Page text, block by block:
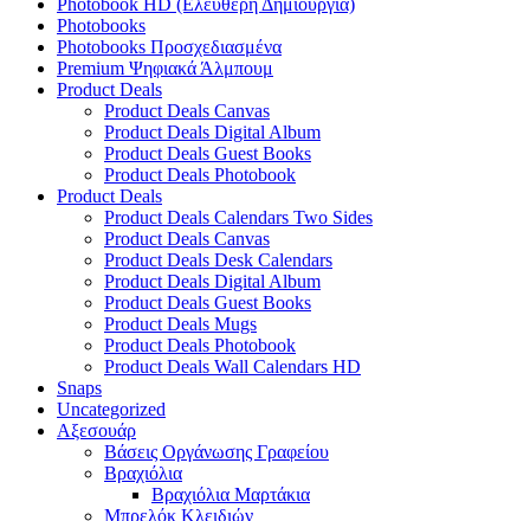
Photobooks
Photobooks Προσχεδιασμένα
Premium Ψηφιακά Άλμπουμ
Product Deals
Product Deals Canvas
Product Deals Digital Album
Product Deals Guest Books
Product Deals Photobook
Product Deals
Product Deals Calendars Two Sides
Product Deals Canvas
Product Deals Desk Calendars
Product Deals Digital Album
Product Deals Guest Books
Product Deals Mugs
Product Deals Photobook
Product Deals Wall Calendars HD
Snaps
Uncategorized
Αξεσουάρ
Βάσεις Οργάνωσης Γραφείου
Βραχιόλια
Βραχιόλια Μαρτάκια
Μπρελόκ Κλειδιών